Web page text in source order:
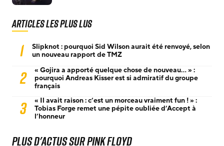
Articles les plus lus
1
Slipknot : pourquoi Sid Wilson aurait été renvoyé, selon
un nouveau rapport de TMZ
2
« Gojira a apporté quelque chose de nouveau… » :
pourquoi Andreas Kisser est si admiratif du groupe
français
3
« Il avait raison : c’est un morceau vraiment fun ! » :
Tobias Forge remet une pépite oubliée d’Accept à
l’honneur
Plus d'actus sur Pink Floyd